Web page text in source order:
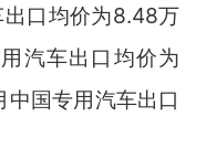
口均价为8.48万
汽车出口均价为
国专用汽车出口